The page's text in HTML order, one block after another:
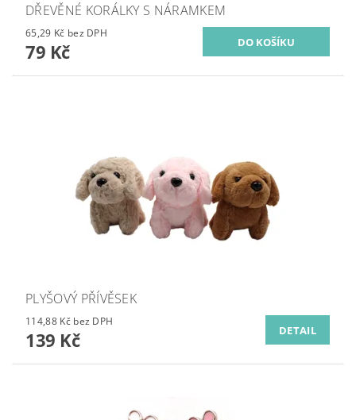
DŘEVĚNÉ KORÁLKY S NÁRAMKEM
65,29 Kč bez DPH
79 Kč
PLYŠOVÝ PŘÍVĚSEK
114,88 Kč bez DPH
139 Kč DETAIL